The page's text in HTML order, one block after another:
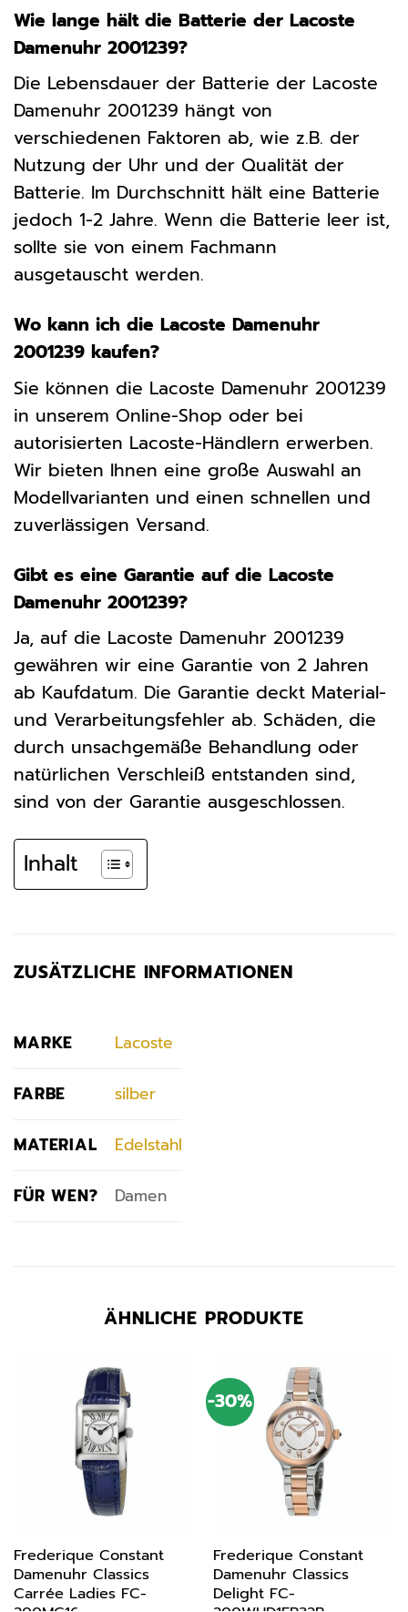
Wie lange hält die Batterie der Lacoste
Damenuhr 2001239?
Die Lebensdauer der Batterie der Lacoste
Damenuhr 2001239 hängt von
verschiedenen Faktoren ab, wie z.B. der
Nutzung der Uhr und der Qualität der
Batterie. Im Durchschnitt hält eine Batterie
jedoch 1-2 Jahre. Wenn die Batterie leer ist,
sollte sie von einem Fachmann
ausgetauscht werden.
Wo kann ich die Lacoste Damenuhr
2001239 kaufen?
Sie können die Lacoste Damenuhr 2001239
in unserem Online-Shop oder bei
autorisierten Lacoste-Händlern erwerben.
Wir bieten Ihnen eine große Auswahl an
Modellvarianten und einen schnellen und
zuverlässigen Versand.
Gibt es eine Garantie auf die Lacoste
Damenuhr 2001239?
Ja, auf die Lacoste Damenuhr 2001239
gewähren wir eine Garantie von 2 Jahren
ab Kaufdatum. Die Garantie deckt Material-
und Verarbeitungsfehler ab. Schäden, die
durch unsachgemäße Behandlung oder
natürlichen Verschleiß entstanden sind,
sind von der Garantie ausgeschlossen.
Inhalt
ZUSÄTZLICHE INFORMATIONEN
MARKE Lacoste
FARBE silber
MATERIAL Edelstahl
FÜR WEN? Damen
ÄHNLICHE PRODUKTE
Frederique Constant
Damenuhr Classics
Carrée Ladies FC-
-30%
Frederique Constant
Damenuhr Classics
Delight FC-